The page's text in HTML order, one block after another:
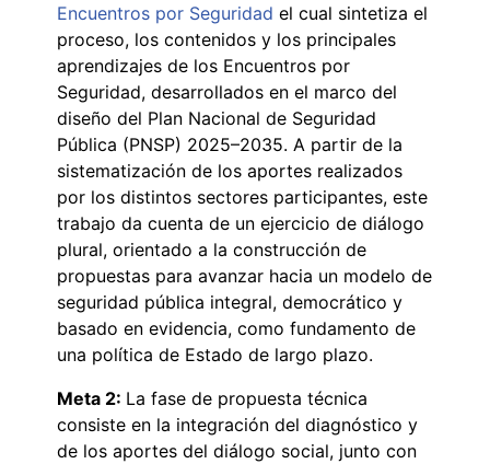
Encuentros por Seguridad el cual sintetiza el
proceso, los contenidos y los principales
aprendizajes de los Encuentros por
Seguridad, desarrollados en el marco del
diseño del Plan Nacional de Seguridad
Pública (PNSP) 2025–2035. A partir de la
sistematización de los aportes realizados
por los distintos sectores participantes, este
trabajo da cuenta de un ejercicio de diálogo
plural, orientado a la construcción de
propuestas para avanzar hacia un modelo de
seguridad pública integral, democrático y
basado en evidencia, como fundamento de
una política de Estado de largo plazo.
Meta 2: La fase de propuesta técnica
consiste en la integración del diagnóstico y
de los aportes del diálogo social, junto con